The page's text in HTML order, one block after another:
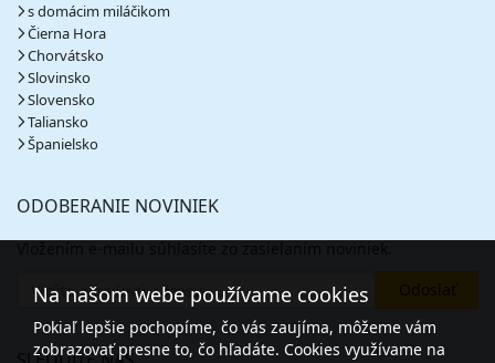
s domácim miláčikom
Čierna Hora
Chorvátsko
Slovinsko
Slovensko
Taliansko
Španielsko
ODOBERANIE NOVINIEK
Na našom webe používame cookies
Pokiaľ lepšie pochopíme, čo vás zaujíma, môžeme vám
zobrazovať presne to, čo hľadáte. Cookies využívame na